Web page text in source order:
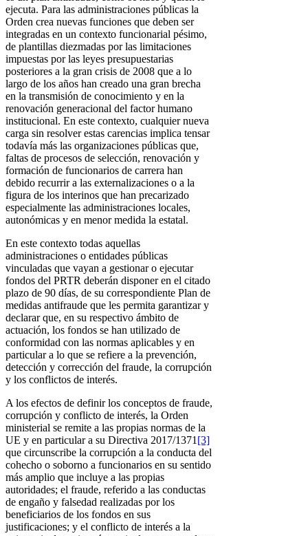
ejecuta. Para las administraciones públicas la
Orden crea nuevas funciones que deben ser
integradas en un contexto funcionarial pésimo,
de plantillas diezmadas por las limitaciones
impuestas por las leyes presupuestarias
posteriores a la gran crisis de 2008 que a lo
largo de los años han creado una gran brecha
en la transmisión de conocimiento y en la
renovación generacional del factor humano
institucional. En este contexto, cualquier nueva
carga sin resolver estas carencias implica tensar
todavía más las organizaciones públicas que,
faltas de procesos de selección, renovación y
formación de funcionarios de carrera han
debido recurrir a las externalizaciones o a la
figura de los interinos que han precarizado
especialmente las administraciones locales,
autonómicas y en menor medida la estatal.
En este contexto todas aquellas
administraciones o entidades públicas
vinculadas que vayan a gestionar o ejecutar
fondos del PRTR deberán disponer en el citado
plazo de 90 días, de su correspondiente Plan de
medidas antifraude que les permita garantizar y
declarar que, en su respectivo ámbito de
actuación, los fondos se han utilizado de
conformidad con las normas aplicables y en
particular a lo que se refiere a la prevención,
detección y corrección del fraude, la corrupción
y los conflictos de interés.
A los efectos de definir los conceptos de fraude,
corrupción y conflicto de interés, la Orden
ministerial se remite a las propias normas de la
UE y en particular a su Directiva 2017/1371 [3]
que circunscribe la corrupción a la conducta del
cohecho o soborno a funcionarios en su sentido
más amplio que incluye a las propias
autoridades; el fraude, referido a las conductas
de engaño y falsedad realizadas por los
beneficiarios de los fondos en sus
justificaciones; y el conflicto de interés a la